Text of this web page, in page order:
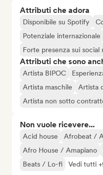
Attributi che adora
Disponibile su Spotify
Potenziale internazionale
Forte presenza sui social
Attributi che sono
Artista BIPOC
Artista maschile
Artista
Artista non sotto
Non vuole ricevere...
Acid house
Afrobeat /
Afro House / Amapiano
Beats / Lo-fi
Vedi tutti